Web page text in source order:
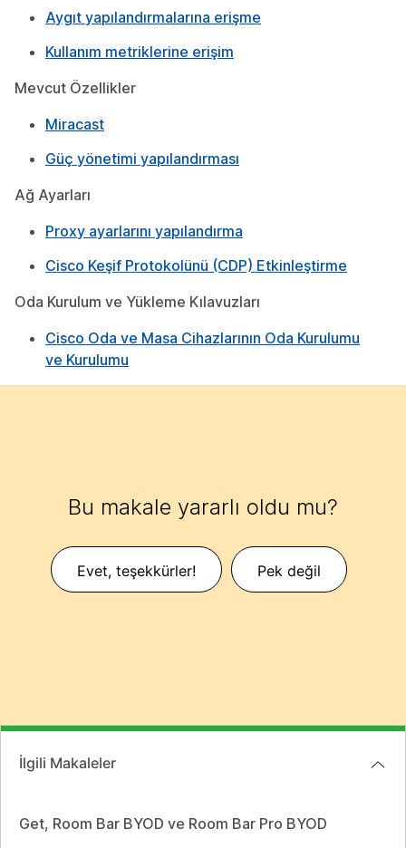
Aygıt yapılandırmalarına erişme
Kullanım metriklerine erişim
Mevcut Özellikler
Miracast
Güç yönetimi yapılandırması
Ağ Ayarları
Proxy ayarlarını yapılandırma
Cisco Keşif Protokolünü (CDP) Etkinleştirme
Oda Kurulum ve Yükleme Kılavuzları
Cisco Oda ve Masa Cihazlarının Oda Kurulumu
ve Kurulumu
Bu makale yararlı oldu mu?
Evet, teşekkürler! Pek değil
İlgili Makaleler
Get, Room Bar BYOD ve Room Bar Pro BYOD